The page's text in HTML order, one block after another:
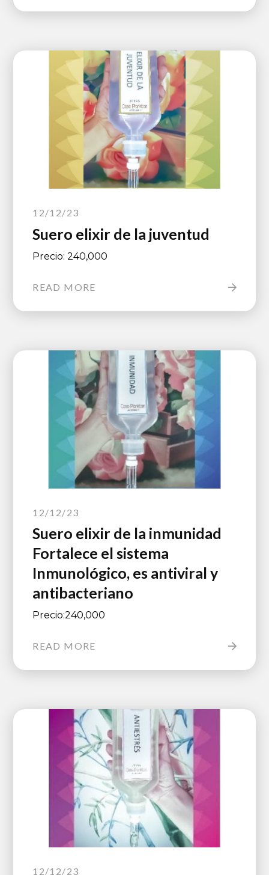
12/12/23
Suero elixir de la juventud
Precio: 240,000
READ MORE
12/12/23
Suero elixir de la inmunidad
Fortalece el sistema
Inmunológico, es antiviral y
antibacteriano
Precio:240,000
READ MORE
12/12/23